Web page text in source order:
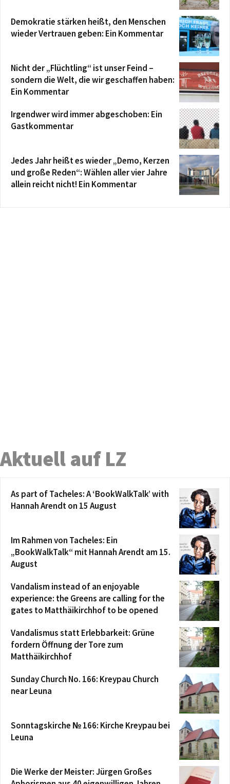
Demokratie stärken heißt, den Menschen
wieder Vertrauen geben: Ein Kommentar
Nicht der „Flüchtling“ ist unser Feind –
sondern die Welt, die wir geschaffen haben:
Ein Kommentar
Irgendwer wird immer abgeschoben: Ein
Gastkommentar
Jedes Jahr heißt es wieder „Demo, Kerzen
und große Reden“: Wählen aller vier Jahre
allein reicht nicht! Ein Kommentar
Aktuell auf LZ
As part of Tacheles: A ‘BookWalkTalk’ with
Hannah Arendt on 15 August
Im Rahmen von Tacheles: Ein
„BookWalkTalk“ mit Hannah Arendt am 15.
August
Vandalism instead of an enjoyable
experience: the Greens are calling for the
gates to Matthäikirchhof to be opened
Vandalismus statt Erlebbarkeit: Grüne
fordern Öffnung der Tore zum
Matthäikirchhof
Sunday Church No. 166: Kreypau Church
near Leuna
Sonntagskirche № 166: Kirche Kreypau bei
Leuna
Die Werke der Meister: Jürgen Großes